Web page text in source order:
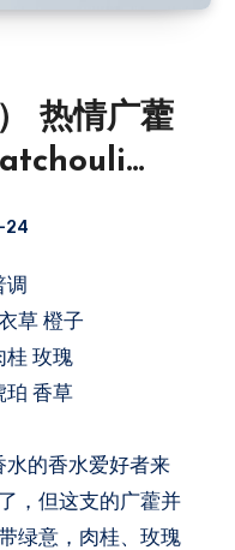
热情广藿
24
调
草 橙子
桂 玫瑰
珀 香草
水的香水爱好者来
，但这支的广藿并
绿意，肉桂、玫瑰